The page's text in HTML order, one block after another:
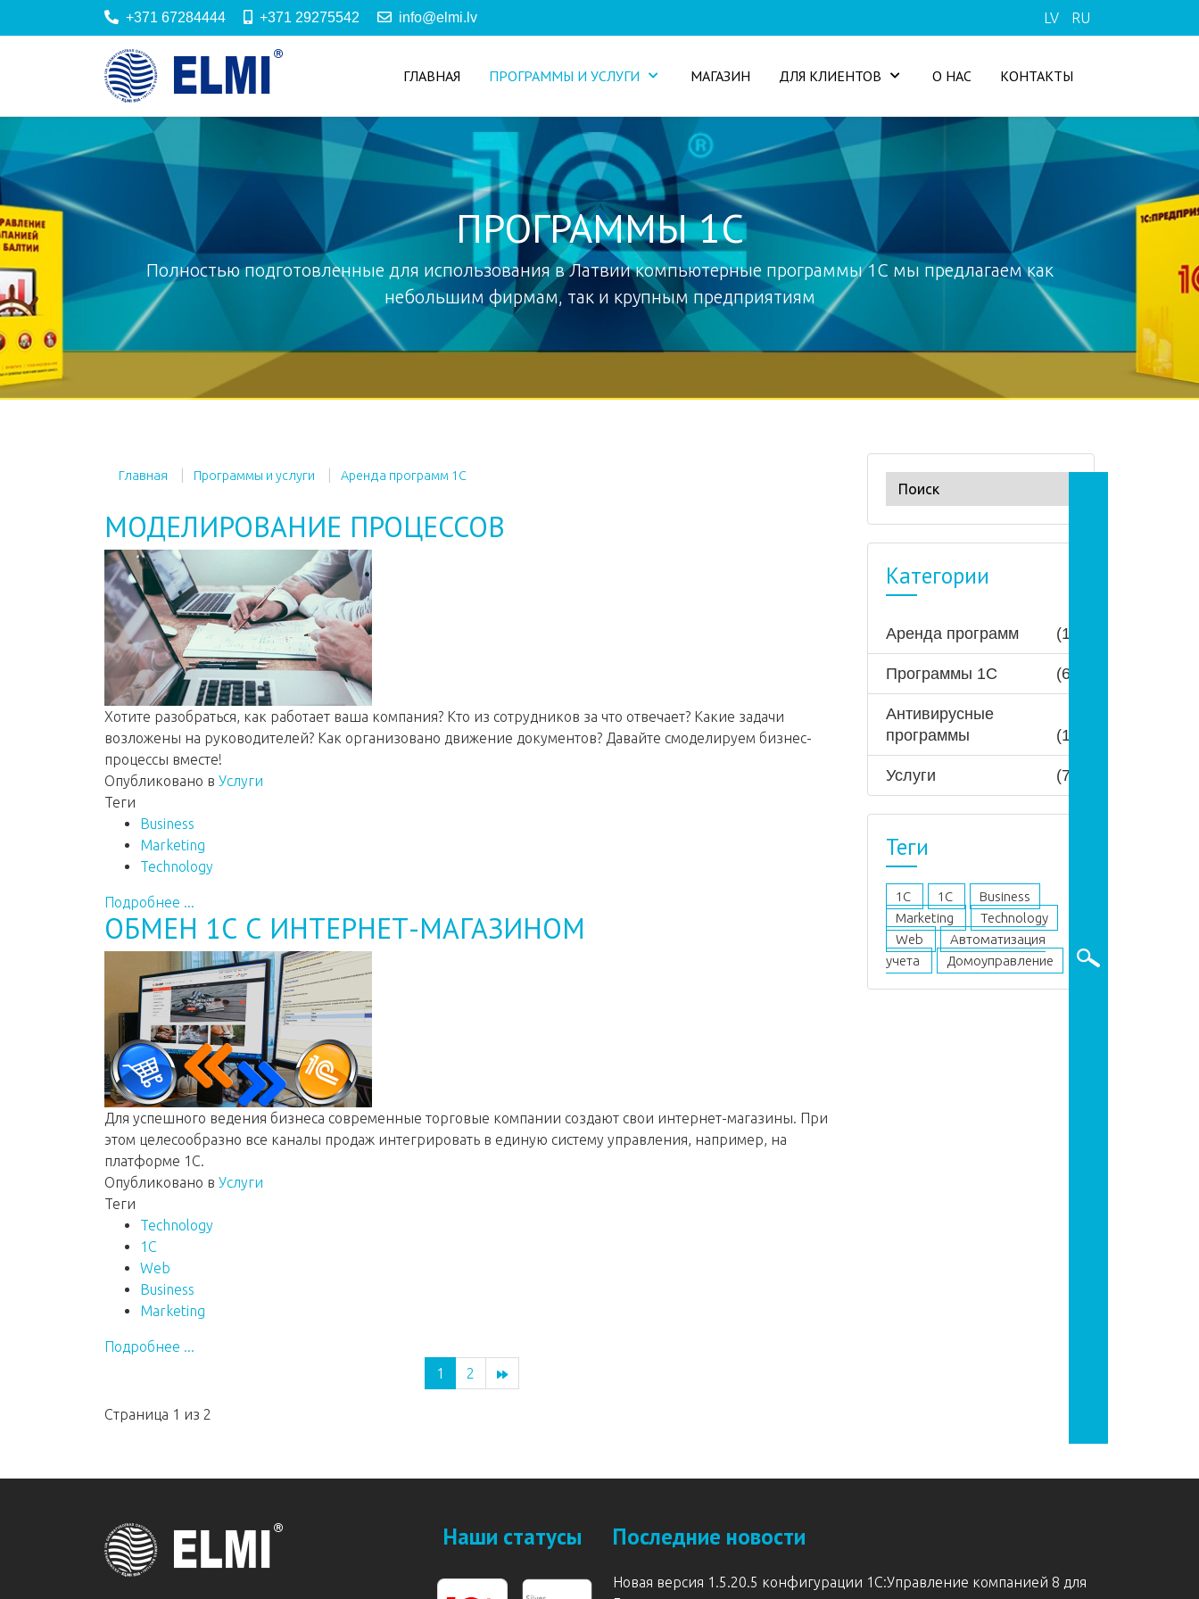
+371 67284444 +371 29275542 info@elmi.lv LV RU
ГЛАВНАЯ ПРОГРАММЫ И УСЛУГИ МАГАЗИН ДЛЯ КЛИЕНТОВ О НАС КОНТАКТЫ
ПРОГРАММЫ 1С
Полностью подготовленные для использования в Латвии компьютерные программы 1С мы предлагаем как
небольшим фирмам, так и крупным предприятиям
Главная Программы и услуги Аренда программ 1С
МОДЕЛИРОВАНИЕ ПРОЦЕССОВ
Хотите разобраться, как работает ваша компания? Кто из сотрудников за что отвечает? Какие задачи
возложены на руководителей? Как организовано движение документов? Давайте смоделируем бизнес-
процессы вместе!
Опубликовано в Услуги
Теги
Business
Marketing
Technology
Подробнее ...
ОБМЕН 1С С ИНТЕРНЕТ-МАГАЗИНОМ
Для успешного ведения бизнеса современные торговые компании создают свои интернет-магазины. При
этом целесообразно все каналы продаж интегрировать в единую систему управления, например, на
платформе 1С.
Опубликовано в Услуги
Теги
Technology
1C
Web
Business
Marketing
Подробнее ...
1
2
Страница 1 из 2
Категории
Аренда программ (1)
Программы 1С (6)
Антивирусные
программы
(1)
Услуги (7)
Теги
1C 1С
Business
Marketing
Technology
Web
Автоматизация
учета
Домоуправление
Наши статусы Последние новости
Новая версия 1.5.20.5 конфигурации 1С:Управление компанией 8 для